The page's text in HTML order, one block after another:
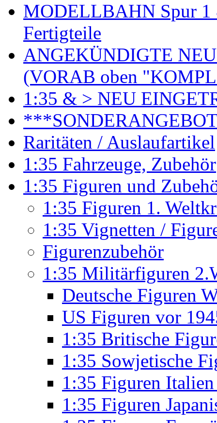
MODELLBAHN Spur 1
Fertigteile
ANGEKÜNDIGTE
(VORAB oben
1:35 & > NEU
Raritäten / Auslaufartikel
1:35 Fahrzeuge, Zubehör
1:35 Figuren und
1:35 Figuren 1.
1:35 Vignetten /
Figurenzubehör
1:35 Militärfiguren
Deutsche Figuren
US Figuren vor
1:35 Britische
1:35 Sowjetische
1:35 Figuren
1:35 Figuren